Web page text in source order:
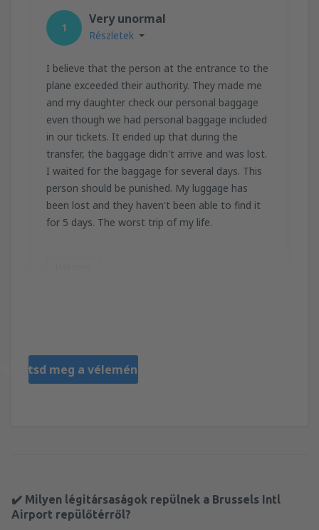
1
Very unormal
Részletek
I believe that the person at the entrance to the
plane exceeded their authority. They made me
and my daughter check our personal baggage
even though we had personal baggage included
in our tickets. It ended up that during the
transfer, the baggage didn't arrive and was lost.
I waited for the baggage for several days. This
person should be punished. My luggage has
been lost and they haven't been able to find it
for 5 days. The worst trip of my life.
meg a véleményeket
✔️ Milyen légitársaságok repülnek a Brussels Intl
Airport repülőtérről?